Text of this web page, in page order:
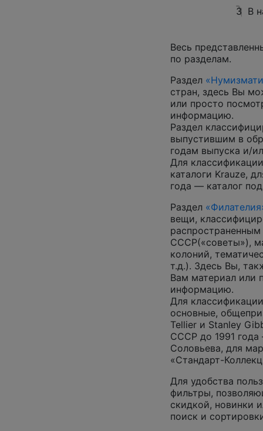
3 В
Весь
по разделам.
Раздел
стран, здесь Вы
или просто
информацию.
Раздел
выпустившим в
годам выпуска и/
Для
каталоги Krauze,
года — каталог
Раздел
вещи,
СССР(«советы»),
колоний,
т.д.). Здесь Вы,
Вам материал или
информацию.
Для
основные,
Tellier и Stanley
СССР до 1991
Соловьева, для
«Стандарт-
Для удобства
фильтры,
скидкой, новинки
поиск и